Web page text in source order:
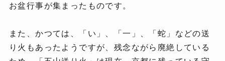
お盆行事が集まったものです。
また、かつては、「い」、「一」、「蛇」などの送
り火もあったようですが、残念ながら廃絶している